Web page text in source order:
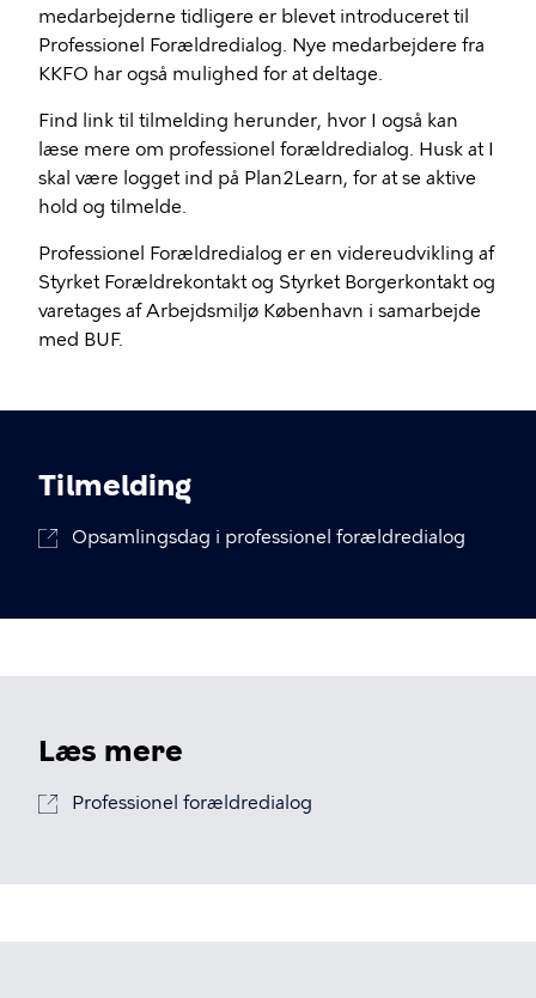
medarbejderne tidligere er blevet introduceret til
Professionel Forældredialog. Nye medarbejdere fra
KKFO har også mulighed for at deltage.
Find link til tilmelding herunder, hvor I også kan
læse mere om professionel forældredialog. Husk at I
skal være logget ind på Plan2Learn, for at se aktive
hold og tilmelde.
Professionel Forældredialog er en videreudvikling af
Styrket Forældrekontakt og Styrket Borgerkontakt og
varetages af Arbejdsmiljø København i samarbejde
med BUF.
Tilmelding
Opsamlingsdag i professionel forældredialog
Læs mere
Professionel forældredialog